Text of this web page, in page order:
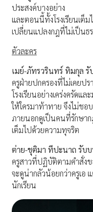
ประสงค์บางอย่าง
และตอนนี้ทั้งโรงเรียนเต็
เปลี่ยนแปลงกฎที่ไม่เป็นธ
ตัวละคร
เมย์-ภัทรวรินทร์ ทิมกุล รั
ครูฝ่ายปกครองที่ไม่เคยป
โรงเรียนอย่างเคร่งครัดแ
ให้ใครมาท้าทาย จึงไม่ช
ภายนอกดูเป็นคนที่รักษาก
เต็มไปด้วยความทุจริต
ต่าย-ชุติมา ทีปะนาถ รับ
ครูสาวที่ปฏิบัติตามคำสั่งขอ
จะดูน่ากลัวน้อยกว่าครูเอ
นักเรียน